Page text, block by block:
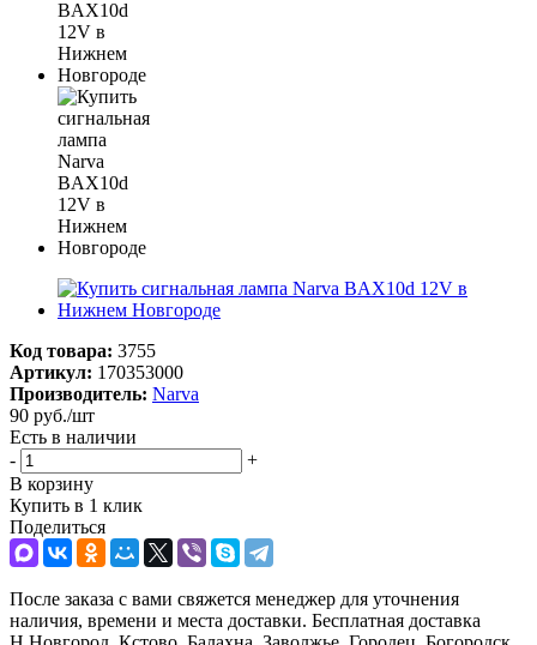
Код товара: 3755
Артикул: 170353000
Производитель: Narva
90 руб./шт
Есть в наличии
-
+
В корзину
Купить в 1 клик
Поделиться
После заказа с вами свяжется менеджер для уточнения
наличия, времени и места доставки. Бесплатная доставка